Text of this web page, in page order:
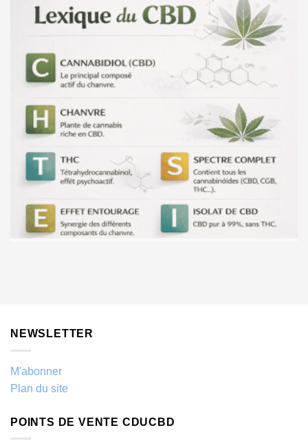
NEWSLETTER
M'abonner
Plan du site
POINTS DE VENTE CDUCBD